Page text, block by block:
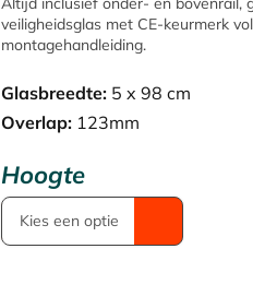
was:
is:
veiligheidsglas met CE-keurmerk
montagehandleiding.
Glasbreedte:5 x 98 cm
Overlap: 123mm
Hoogte